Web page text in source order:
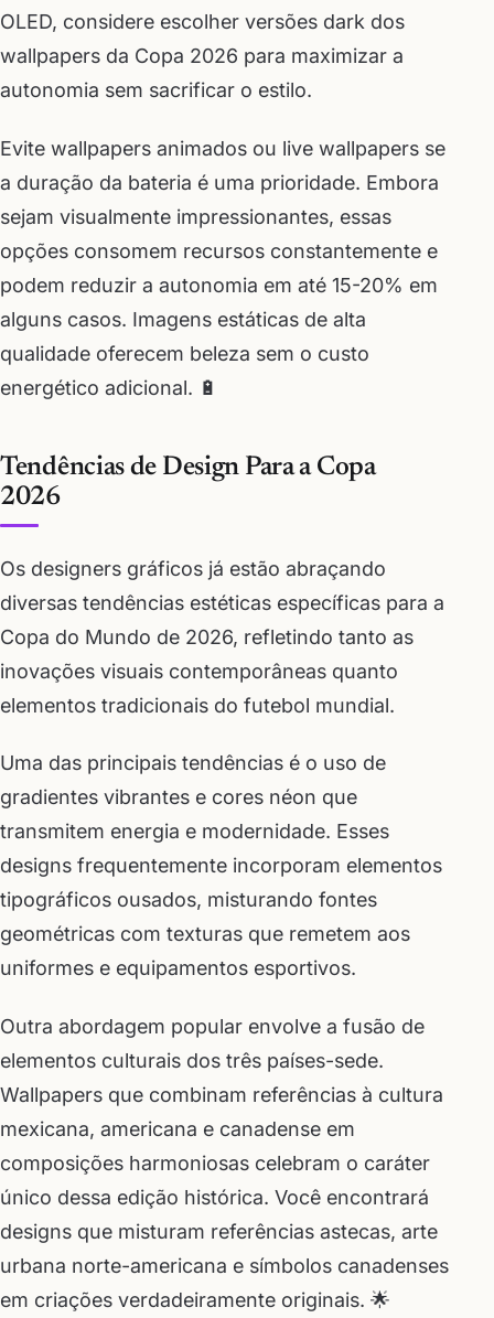
OLED, considere escolher versões dark dos
wallpapers da Copa 2026 para maximizar a
autonomia sem sacrificar o estilo.
Evite wallpapers animados ou live wallpapers se
a duração da bateria é uma prioridade. Embora
sejam visualmente impressionantes, essas
opções consomem recursos constantemente e
podem reduzir a autonomia em até 15-20% em
alguns casos. Imagens estáticas de alta
qualidade oferecem beleza sem o custo
energético adicional. 🔋
Tendências de Design Para a Copa
2026
Os designers gráficos já estão abraçando
diversas tendências estéticas específicas para a
Copa do Mundo de 2026, refletindo tanto as
inovações visuais contemporâneas quanto
elementos tradicionais do futebol mundial.
Uma das principais tendências é o uso de
gradientes vibrantes e cores néon que
transmitem energia e modernidade. Esses
designs frequentemente incorporam elementos
tipográficos ousados, misturando fontes
geométricas com texturas que remetem aos
uniformes e equipamentos esportivos.
Outra abordagem popular envolve a fusão de
elementos culturais dos três países-sede.
Wallpapers que combinam referências à cultura
mexicana, americana e canadense em
composições harmoniosas celebram o caráter
único dessa edição histórica. Você encontrará
designs que misturam referências astecas, arte
urbana norte-americana e símbolos canadenses
em criações verdadeiramente originais. 🌟